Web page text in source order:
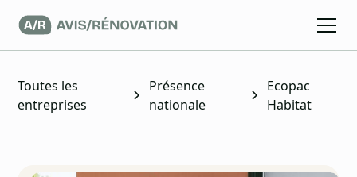
Toutes les
entreprises
Présence
nationale
Ecopac
Habitat